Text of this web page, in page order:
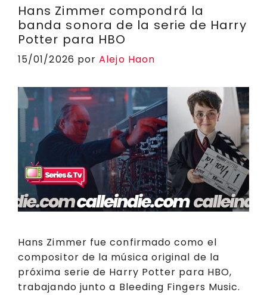
p
p
o
o
k
n
k
a
m
d
s
rt
ir
Hans Zimmer compondrá la
banda sonora de la serie de Harry
Potter para HBO
15/01/2026 porAlejo Haon
Hans Zimmer fue confirmado como el
compositor de la música original de la
próxima serie de Harry Potter para HBO,
trabajando junto a Bleeding Fingers Music.